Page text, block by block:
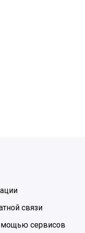
связи
сервисов